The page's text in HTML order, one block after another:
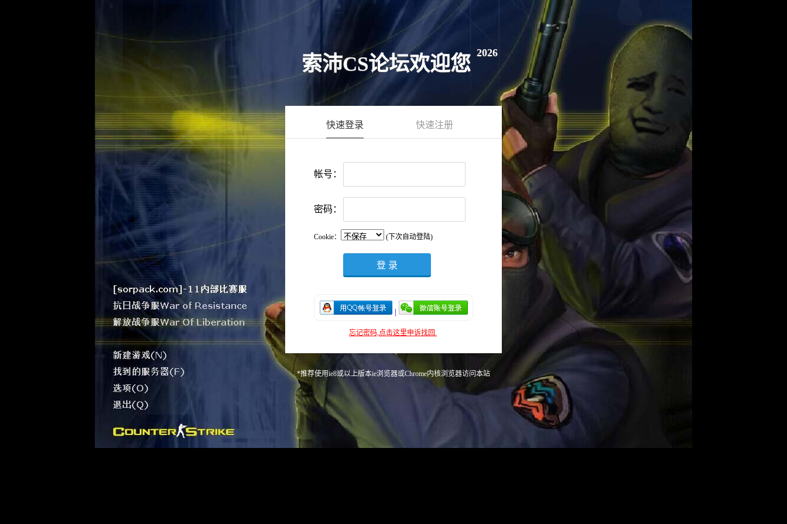
索沛CS论坛欢迎您 2026
快速登录 快速注册
帐号：
密码：
Cookie： (下次自动登陆)
|
忘记密码,点击这里申诉找回.
*推荐使用ie8或以上版本ie浏览器或Chrome内核浏览器访问本站